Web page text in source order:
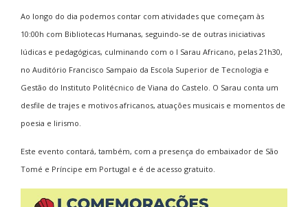
Ao longo do dia podemos contar com atividades que começam às
10:00h com Bibliotecas Humanas, seguindo-se de outras iniciativas
lúdicas e pedagógicas, culminando com o I Sarau Africano, pelas 21h30,
no Auditório Francisco Sampaio da Escola Superior de Tecnologia e
Gestão do Instituto Politécnico de Viana do Castelo. O Sarau conta um
desfile de trajes e motivos africanos, atuações musicais e momentos de
poesia e lirismo.
Este evento contará, também, com a presença do embaixador de São
Tomé e Príncipe em Portugal e é de acesso gratuito.